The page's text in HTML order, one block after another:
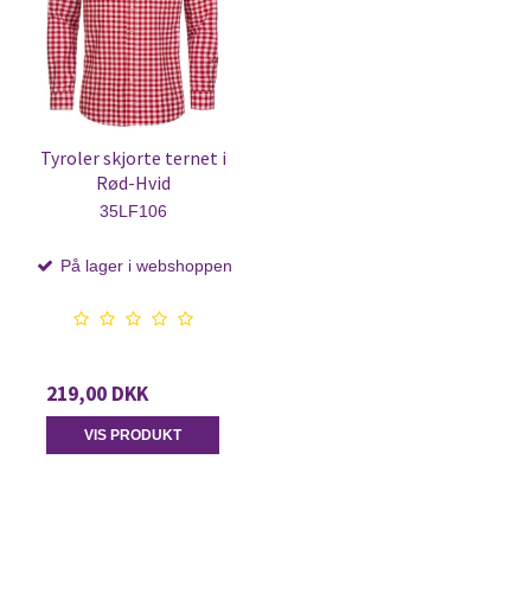
Tyroler skjorte ternet i
Rød-Hvid
35LF106
På lager i webshoppen
219,00 DKK
VIS PRODUKT